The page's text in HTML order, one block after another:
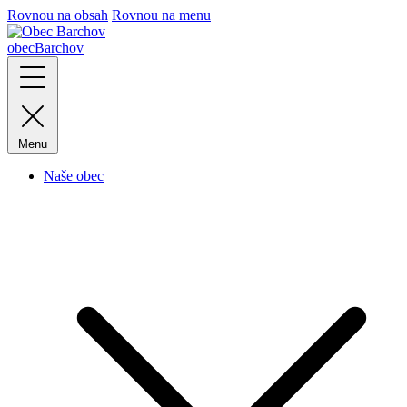
Rovnou na obsah Rovnou na menu
obecBarchov
Menu
Naše obec